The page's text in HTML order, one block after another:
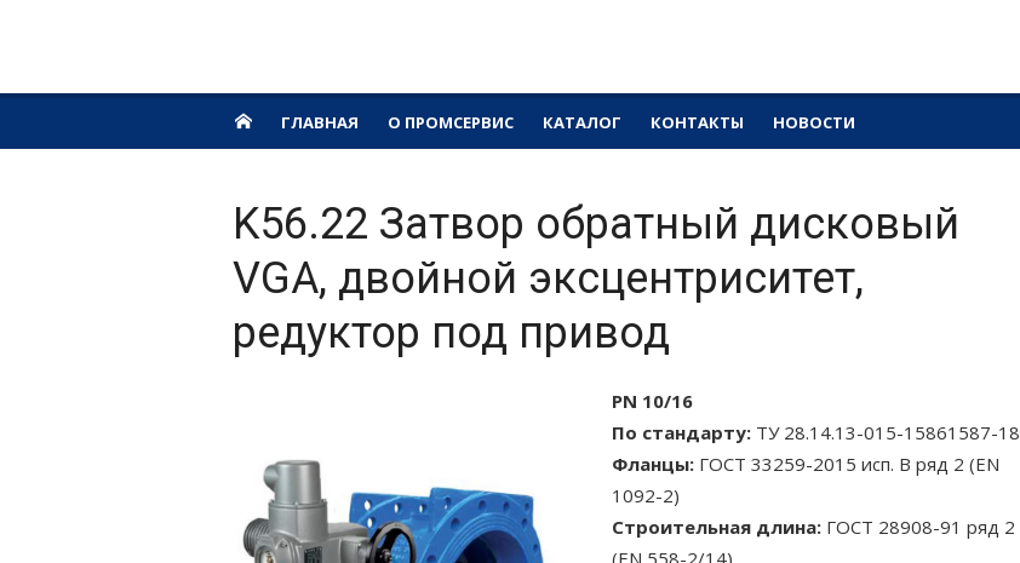
ГЛАВНАЯ О ПРОМСЕРВИС КАТАЛОГ КОНТАКТЫ НОВОСТИ
K56.22 Затвор обратный дисковый
VGA, двойной эксцентриситет,
редуктор под привод
PN 10/16
По стандарту: ТУ 28.14.13-015-15861587-18
Фланцы: ГОСТ 33259-2015 исп. В ряд 2 (EN
1092-2)
Строительная длина: ГОСТ 28908-91 ряд 2
(ЕN 558-2/14)